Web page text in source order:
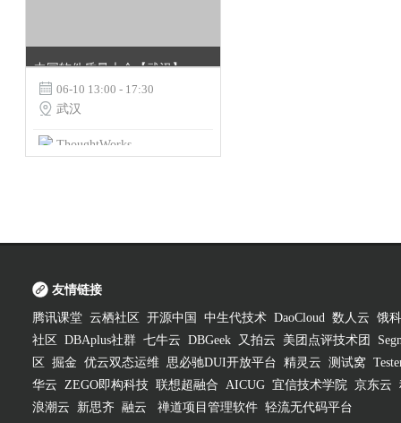
中国软件质量大会【武汉】
 06-10 13:00 - 17:30
 武汉
友情链接
腾讯课堂 云栖社区 开源中国 中生代技术 DaoCloud 数人云 饿
社区
DBAplus社群 七牛云 DBGeek 又拍云 美团点评技术团
区
掘金 优云双态运维 思必驰DUI开放平台 精灵云 测试窝
华云 ZEGO即构科技 联想超融合 AICUG 宜信技术学院 京东云
浪潮云
新思齐 融云 禅道项目管理软件 轻流无代码平台